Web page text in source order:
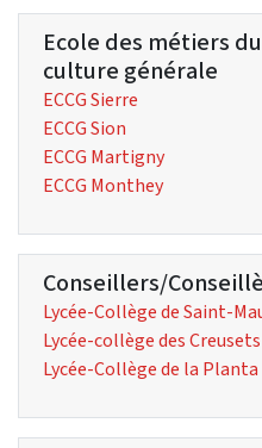
Ecole des métiers
culture générale
ECCG Sierre
ECCG Sion
ECCG Martigny
ECCG Monthey
Conseillers/
Lycée-Collège de Saint-
Lycée-collège des Creusets
Lycée-Collège de la Planta